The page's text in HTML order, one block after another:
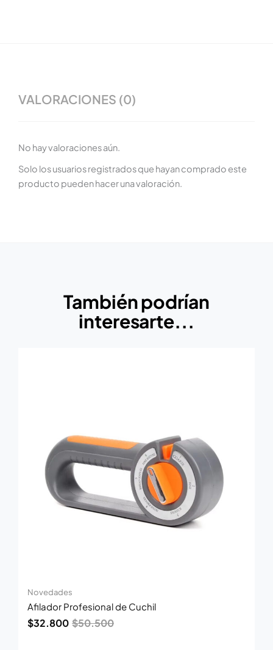
VALORACIONES (0)
No hay valoraciones aún.
Solo los usuarios registrados que hayan comprado este
producto pueden hacer una valoración.
También podrían
interesarte...
Novedades
Afilador Profesional de Cuchil
$50.500
$32.800